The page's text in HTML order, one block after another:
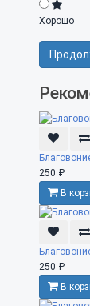
Хорошо
250 ₽
В
250 ₽
В